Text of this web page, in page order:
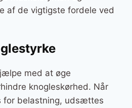
af de vigtigste fordele ved
med at øge
knogleskørhed. Når
for belastning, udsættes